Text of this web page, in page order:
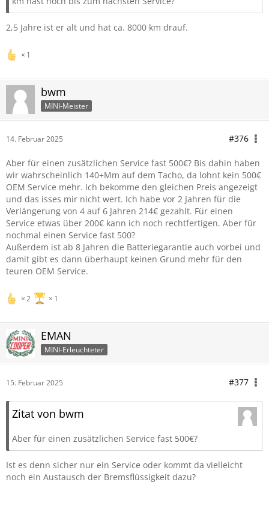
2,5 Jahre ist er alt und hat ca. 8000 km drauf.
1
bwm
MINI-Meister
14. Februar 2025 #376
Aber für einen zusätzlichen Service fast 500€? Bis dahin haben
wir wahrscheinlich 140+Mm auf dem Tacho, da lohnt kein 500€
OEM Service mehr. Ich bekomme den gleichen Preis angezeigt
und das isses mir nicht wert. Ich habe vor 2 Jahren für die
Verlängerung von 4 auf 6 Jahren 214€ gezahlt. Für einen
Service etwas über 200€ kann ich noch rechtfertigen. Aber für
nochmal einen Service fast 500?
Außerdem ist ab 8 Jahren die Batteriegarantie auch vorbei und
damit gibt es dann überhaupt keinen Grund mehr für den
teuren OEM Service.
2 1
EMAN
MINI-Erleuchteter
15. Februar 2025 #377
Zitat von bwm
Aber für einen zusätzlichen Service fast 500€?
Ist es denn sicher nur ein Service oder kommt da vielleicht
noch ein Austausch der Bremsflüssigkeit dazu?